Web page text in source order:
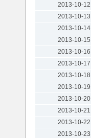
2013-10-12
2013-10-13
2013-10-14
2013-10-15
2013-10-16
2013-10-17
2013-10-18
2013-10-19
2013-10-20
2013-10-21
2013-10-22
2013-10-23